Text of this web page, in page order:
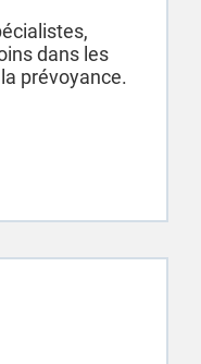
dans les
prévoyance.